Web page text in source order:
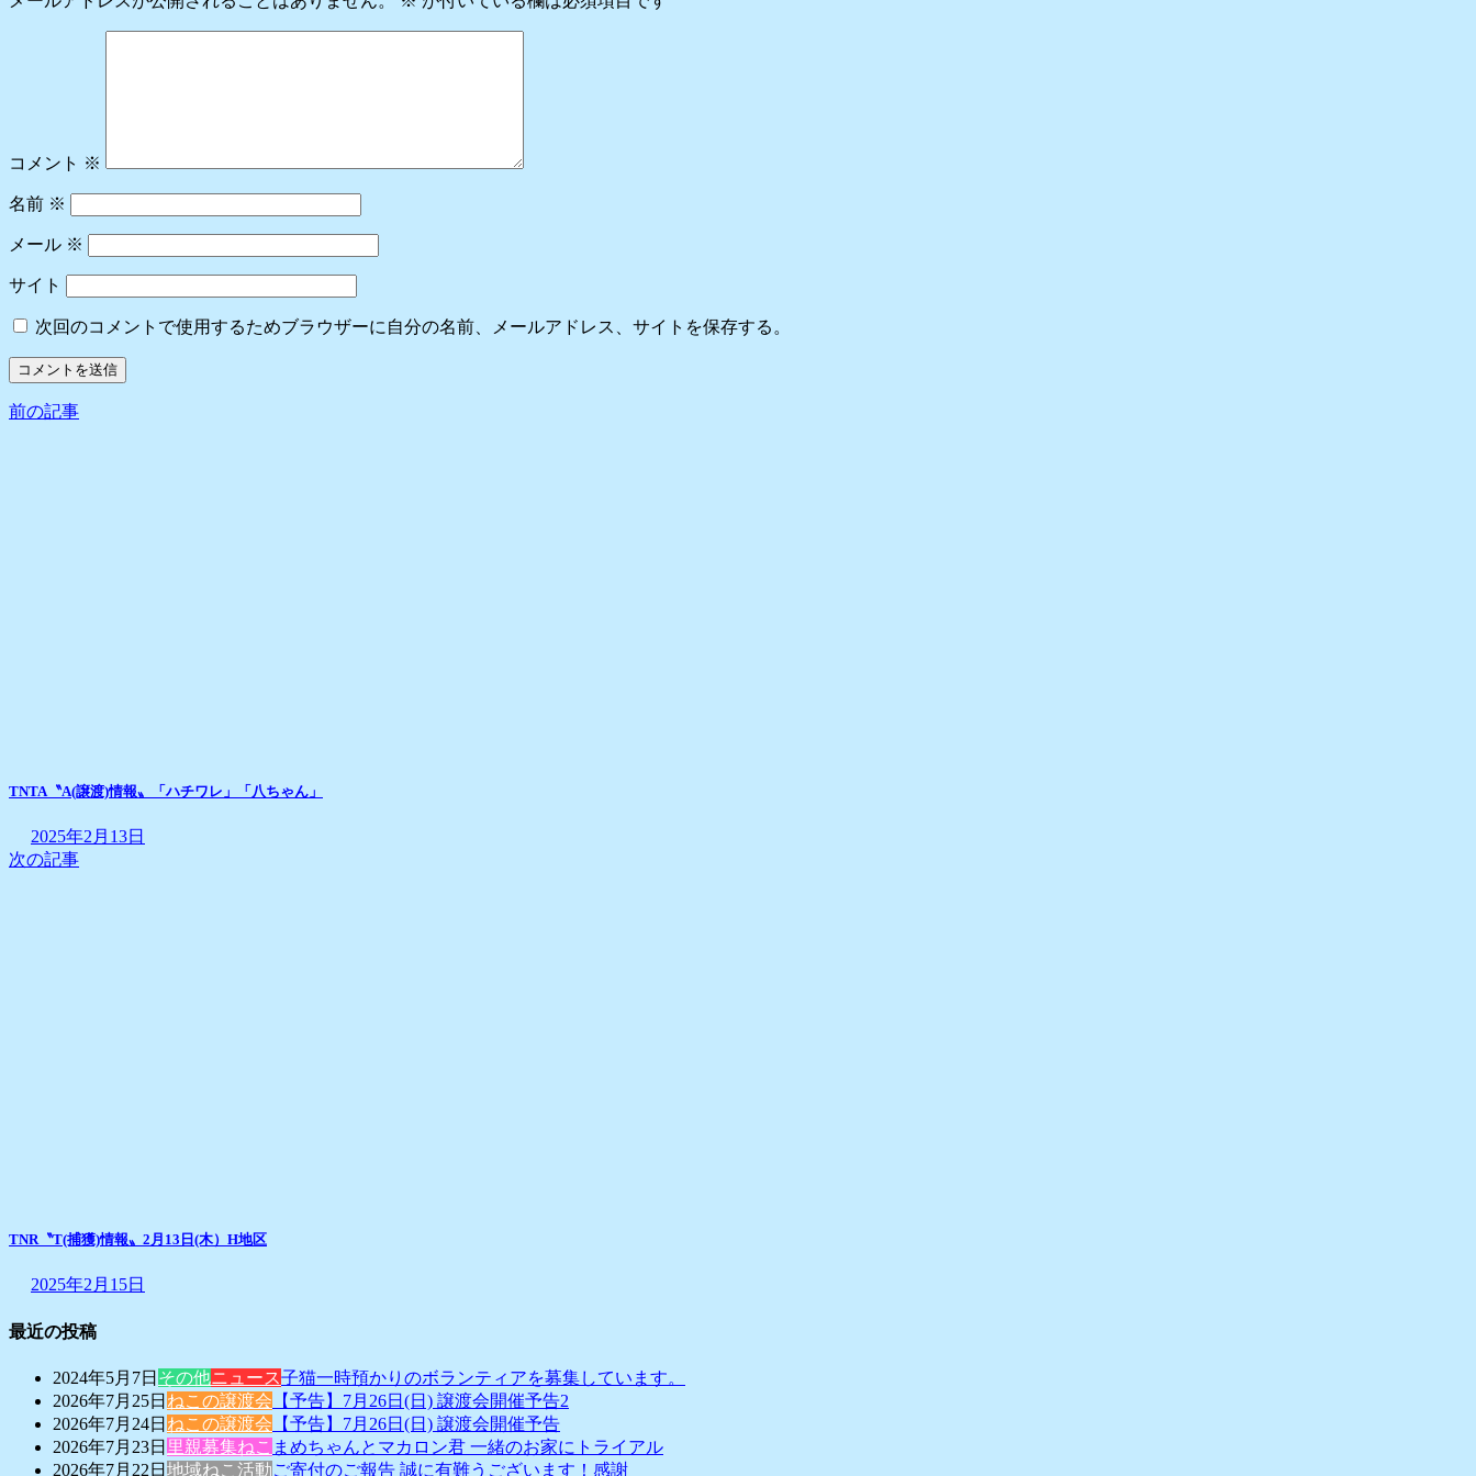
コメント ※
名前 ※
メール ※
サイト
次回のコメントで使用するためブラウザーに自分の名前、メールアドレス、サイトを保存する。
前の記事
TNTA〝A(譲渡)情報〟「ハチワレ」「八ちゃん」
2025年2月13日
次の記事
TNR〝T(捕獲)情報〟2月13日(木）H地区
2025年2月15日
最近の投稿
2024年5月7日 その他ニュース子猫一時預かりのボランティアを募集しています。
2026年7月25日 ねこの譲渡会 【予告】7月26日(日) 譲渡会開催予告2
2026年7月24日 ねこの譲渡会 【予告】7月26日(日) 譲渡会開催予告
2026年7月23日 里親募集ねこ まめちゃんとマカロン君 一緒のお家にトライアル
2026年7月22日 地域ねこ活動ご寄付のご報告 誠に有難うございます！感謝